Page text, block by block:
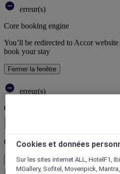
erreur(s)
Core booking engine
You’ll be redirected to Accor
book your stay
Fermer la fenêtre
erreur(s)
Où allez-vous ?
Combien serez-vous ?
1 Chambre(s) - 1 Invité(s)
Chambre 1
Cookies et données
Sur les sites internet ALL, HotelF1,
MGallery, Sofitel, Movenpick,